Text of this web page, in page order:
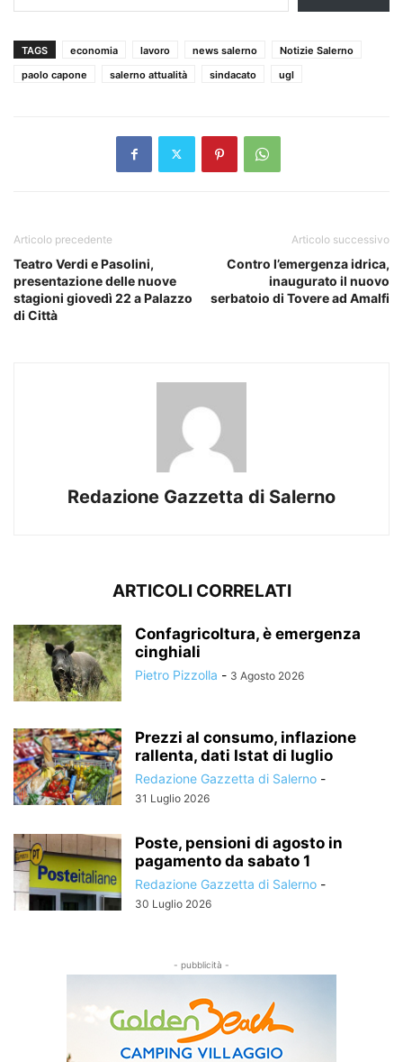
TAGS economia lavoro news salerno
Notizie Salerno
paolo capone
salerno attualità sindacato ugl
Articolo precedente
Teatro Verdi e Pasolini,
presentazione delle nuove
stagioni giovedì 22 a Palazzo
di Città
Articolo successivo
Contro l’emergenza idrica,
inaugurato il nuovo
serbatoio di Tovere ad Amalfi
Redazione Gazzetta di Salerno
ARTICOLI CORRELATI
Confagricoltura, è emergenza
cinghiali
Pietro Pizzolla - 3 Agosto 2026
Prezzi al consumo, inflazione
rallenta, dati Istat di luglio
Redazione Gazzetta di Salerno -
31 Luglio 2026
Poste, pensioni di agosto in
pagamento da sabato 1
Redazione Gazzetta di Salerno -
30 Luglio 2026
- pubblicità -